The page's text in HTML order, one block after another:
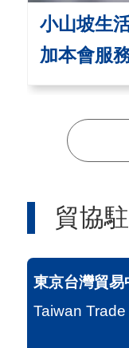
小山坡生
加本會服
新加坡「
創設計線
【
「蔦屋
貿協
東京台灣貿易
Taiwan